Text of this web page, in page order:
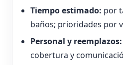
Tiempo estimado: por
baños; prioridades por
Personal y reemplazos:
cobertura y